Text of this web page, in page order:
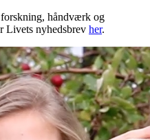
håndværk og
Livets nyhedsbrev her.